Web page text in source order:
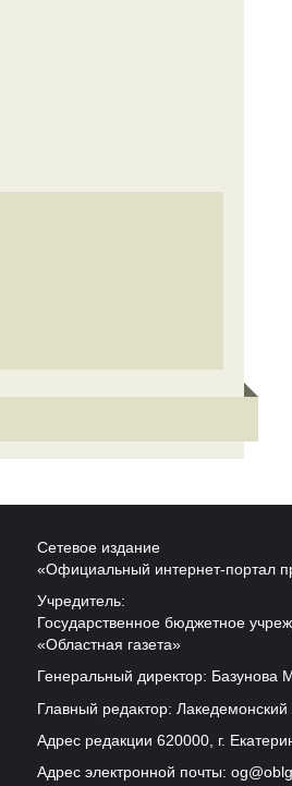
Сетевое издание
«Официальный интернет-портал
Учредитель:
Государственное бюджетное
«Областная газета»
Генеральный директор: Базунова
Главный редактор: Лакедемонский
Адрес редакции 620000, г.
Адрес электронной почты: